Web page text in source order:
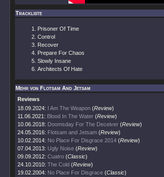
Trackliste
Prisoner Of Time
Control
Recover
Prepare For Chaos
Slowly Insane
Architects Of Hate
Mehr von Flotsam And Jetsam
Reviews
18.09.2024: I Am The Weapon (Review)
11.06.2021: Blood In The Water (Review)
10.06.2018: Doomsday For The Deceiver (Review)
24.05.2016: Flotsam and Jetsam (Review)
10.02.2014: No Place For Disgrace 2014 (Review)
07.04.2013: Ugly Noise (Review)
09.09.2012: Cuatro (Classic)
24.10.2010: The Cold (Review)
19.02.2004: No Place For Disgrace (Classic)